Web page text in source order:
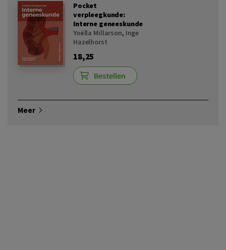
Pocket
verpleegkunde:
Interne geneeskunde
Yoëlla Millarson, Inge
Hazelhorst
18,25
Bestellen
Meer